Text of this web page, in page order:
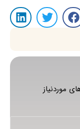
موردنیاز